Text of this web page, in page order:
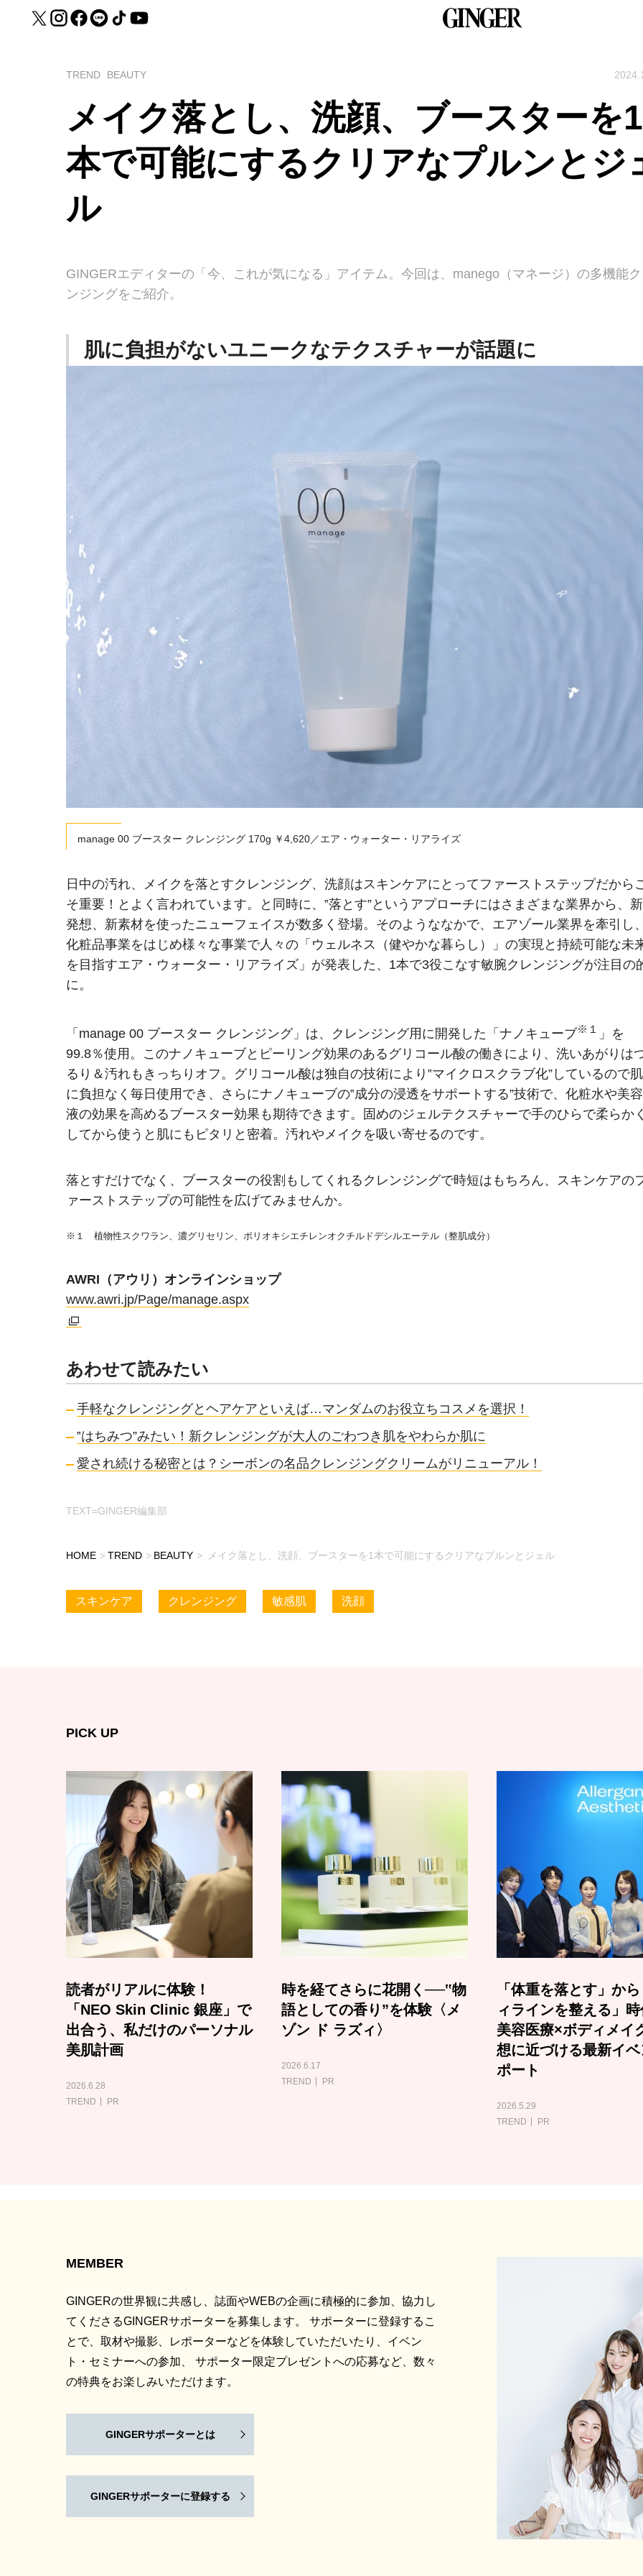
TREND BEAUTY
メイク落とし、洗顔、ブースターを1
本で可能にするクリアなプルンとジ
ル
GINGERエディターの「今、これが気になる」アイテム。今回は、manego（マネージ）の多機能ク
ンジングをご紹介。
肌に負担がないユニークなテクスチャーが話題に
manage 00 ブースター クレンジング 170g ￥4,620／エア・ウォーター・リアライズ
日中の汚れ、メイクを落とすクレンジング、洗顔はスキンケアにとってファーストステップだから
そ重要！とよく言われています。と同時に、‟落とす”というアプローチにはさまざまな業界から、新
発想、新素材を使ったニューフェイスが数多く登場。そのようななかで、エアゾール業界を牽引し、
化粧品事業をはじめ様々な事業で人々の「ウェルネス（健やかな暮らし）」の実現と持続可能な未
を目指すエア・ウォーター・リアライズ」が発表した、1本で3役こなす敏腕クレンジングが注目の
に。
「manage 00 ブースター クレンジング」は、クレンジング用に開発した「ナノキューブ※１
」を
99.8％使用。このナノキューブとピーリング効果のあるグリコール酸の働きにより、洗いあがりは
るり＆汚れもきっちりオフ。グリコール酸は独自の技術により‟マイクロスクラブ化”しているので肌
に負担なく毎日使用でき、さらにナノキューブの‟成分の浸透をサポートする”技術で、化粧水や美容
液の効果を高めるブースター効果も期待できます。固めのジェルテクスチャーで手のひらで柔らかく
してから使うと肌にもピタリと密着。汚れやメイクを吸い寄せるのです。
落とすだけでなく、ブースターの役割もしてくれるクレンジングで時短はもちろん、スキンケアの
ァーストステップの可能性を広げてみませんか。
※１ 植物性スクワラン、濃グリセリン、ポリオキシエチレンオクチルドデシルエーテル（整肌成分）
AWRI（アウリ）オンラインショップ
www.awri.jp/Page/manage.aspx
あわせて読みたい
手軽なクレンジングとヘアケアといえば…マンダムのお役立ちコスメを選択！
‟はちみつ”みたい！新クレンジングが大人のごわつき肌をやわらか肌に
愛され続ける秘密とは？シーボンの名品クレンジングクリームがリニューアル！
TEXT=GINGER編集部
HOME TREND BEAUTY メイク落とし、洗顔、ブースターを1本で可能にするクリアなプルンとジェル
スキンケア クレンジング 敏感肌 洗顔
PICK UP
読者がリアルに体験！
「NEO Skin Clinic 銀座」で
出合う、私だけのパーソナル
美肌計画
2026.6.28
TREND
PR
時を経てさらに花開く──‟物
語としての香り”を体験〈メ
ゾン ド ラズィ〉
2026.6.17
TREND
PR
「体重を落とす」か
ィラインを整える」時
美容医療×ボディメイ
想に近づける最新イ
ポート
2026.5.29
TREND
PR
MEMBER
GINGERの世界観に共感し、誌面やWEBの企画に積極的に参加、協力し
てくださるGINGERサポーターを募集します。 サポーターに登録するこ
とで、取材や撮影、レポーターなどを体験していただいたり、イベン
ト・セミナーへの参加、 サポーター限定プレゼントへの応募など、数々
の特典をお楽しみいただけます。
GINGERサポーターとは
GINGERサポーターに登録する